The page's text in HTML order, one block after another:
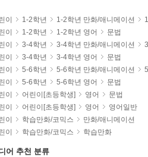
이 1-2학년 1-2학년 만화/애니메이션
이 1-2학년 1-2학년 영어
문법
이 3-4학년 3-4학년 만화/애니메이션
이 3-4학년 3-4학년 영어
문법
이 5-6학년 5-6학년 만화/애니메이션
이 5-6학년 5-6학년 영어
문법
이 어린이[초등학생] 영어
문법
이 어린이[초등학생] 영어
영어일반
이 학습만화/코믹스
만화/애니메이션
이 학습만화/코믹스 학습만화
어 추천 분류